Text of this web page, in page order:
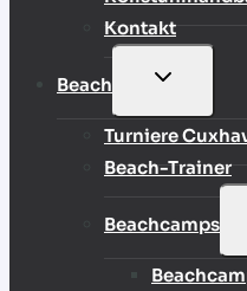
Kontakt
Beach
UNTERMENÜ
Turniere
Beach-Trainer
Beachcamps